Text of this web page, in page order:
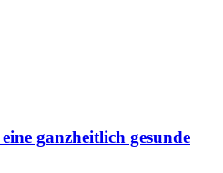
ganzheitlich gesunde